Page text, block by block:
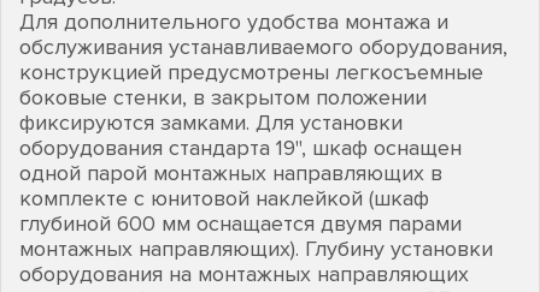
Для дополнительного удобства монтажа и
обслуживания устанавливаемого оборудования,
конструкцией предусмотрены легкосъемные
боковые стенки, в закрытом положении
фиксируются замками. Для установки
оборудования стандарта 19", шкаф оснащен
одной парой монтажных направляющих в
комплекте с юнитовой наклейкой (шкаф
глубиной 600 мм оснащается двумя парами
монтажных направляющих). Глубину установки
оборудования на монтажных направляющих